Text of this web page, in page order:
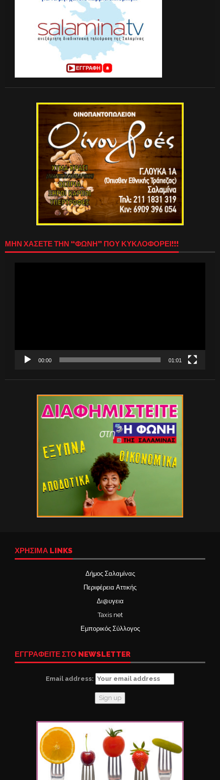
ΜΗΝ ΧΑΣΕΤΕ ΤΗΝ “ΦΩΝΗ” ΠΟΥ ΚΥΚΛΟΦΟΡΕΙ!!!
00:00 01:01
ΧΡΉΣΙΜΑ LINKS
Δήμος Σαλαμίνας
Περιφέρεια Αττικής
Δι@υγεια
Taxis net
Εμπορικός Σύλλογος
ΕΓΓΡΑΦΕΙΤΕ ΣΤΟ NEWSLETTER
Email address: